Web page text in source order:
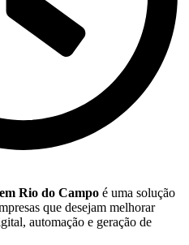
Rio do Campo é uma solução
que desejam melhorar
automação e geração de